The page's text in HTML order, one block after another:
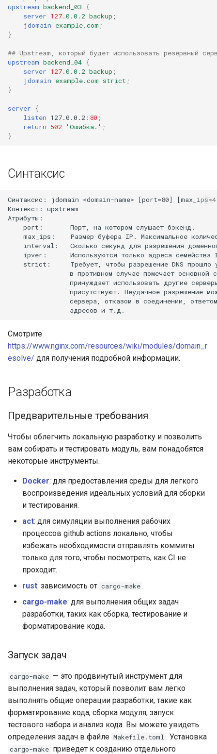
memcached
mlcache
multiplexer
murmurhash2
newrelic
perf
prettycjson
rabbitmqstomp
radixtree
redis-connector
redis-ratelimit
redis-util
riak
router
rsa
upstream backend_03
{
server 127.0.0.2 backup ;
jdomain example.com ;
}
## Upstream, который будет использовать резервный
upstream backend_04 {
server 127.0.0.2 backup ;
jdomain example.com strict ;
}
server
{
listen 127.0.0.2 : 80 ;
return 502 'Ошибка.' ;
}
Синтаксис
Синтаксис: jdomain <domain-name> [port=80]
Контекст: upstream
Атрибуты:
port:       Порт, на котором слушает бэкенд.
max_ips:    Размер буфера IP. Максимальное
interval:   Сколько секунд для разрешения
ipver:      Используются только адреса
strict:     Требует, чтобы разрешение DNS прошло
в противном случае помечает основной
принуждает использовать другие
присутствуют. Неудачное разрешение
сервера, отказом в соединении,
Смотрите
https://www.nginx.com/resources/wiki/modules/domain_r
esolve/ для получения подробной информации.
Разработка
Предварительные требования
Чтобы облегчить локальную разработку и позволить
вам собирать и тестировать модуль, вам понадобятся
некоторые инструменты.
Docker: для предоставления среды для легкого
воспроизведения идеальных условий для сборки
и тестирования.
act: для симуляции выполнения рабочих
процессов github actions локально, чтобы
избежать необходимости отправлять коммиты
только для того, чтобы посмотреть, как CI не
проходит.
rust: зависимость от cargo-make .
cargo-make: для выполнения общих задач
разработки, таких как сборка, тестирование и
форматирование кода.
Запуск задач
cargo-make — это продвинутый инструмент для
выполнения задач, который позволит вам легко
выполнять общие операции разработки, такие как
форматирование кода, сборка модуля, запуск
тестового набора и анализ кода. Вы можете увидеть
определения задач в файле Makefile.toml . Установка
cargo-make приведет к созданию отдельного